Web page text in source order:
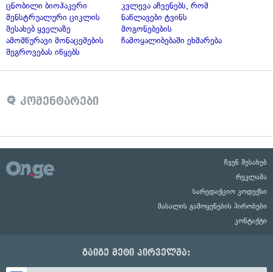
ცნობილი ბიოჰაკერი
მენსტრუალური ციკლის
შესახებ ყველაზე
ამომწურავი მონაცემების
შეგროვებას იწყებს
კვლევა აჩვენებს, რომ
ნაწლავები ტვინს
მოგონებების
ჩამოყალიბებაში ეხმარება
კომენტარები
ჩვენ შესახებ
რეკლამა
სარედაქციო კოდექსი
მასალის გამოყენების პირობები
კონტაქტი
გაიგე მეტი პირველმა: